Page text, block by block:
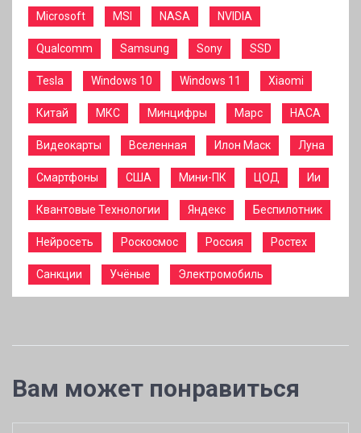
Microsoft MSI NASA NVIDIA
Qualcomm Samsung Sony SSD
Tesla Windows 10 Windows 11 Xiaomi
Китай МКС Минцифры Марс НАСА
Видеокарты Вселенная Илон Маск Луна
Смартфоны США Мини-ПК ЦОД Ии
Квантовые Технологии Яндекс Беспилотник
Нейросеть Роскосмос Россия Ростех
Санкции Учёные Электромобиль
Вам может понравиться